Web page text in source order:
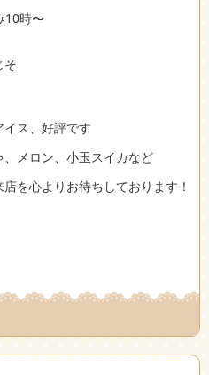
10時〜
そ
ス、好評です
メロン、小玉スイカなど
を心よりお待ちしております！